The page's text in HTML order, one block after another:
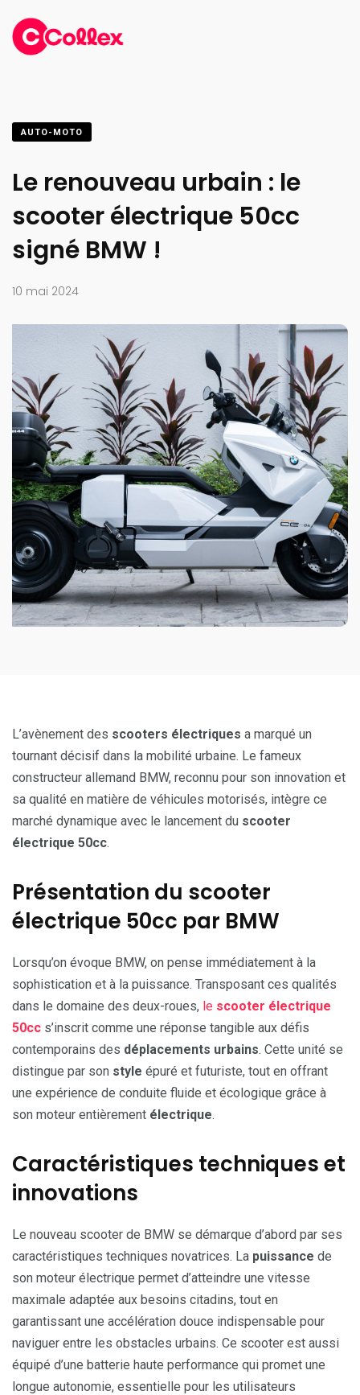
AUTO-MOTO
Le renouveau urbain : le
scooter électrique 50cc
signé BMW !
10 mai 2024
L’avènement des scooters électriques a marqué un
tournant décisif dans la mobilité urbaine. Le fameux
constructeur allemand BMW, reconnu pour son innovation et
sa qualité en matière de véhicules motorisés, intègre ce
marché dynamique avec le lancement du scooter
électrique 50cc.
Présentation du scooter
électrique 50cc par BMW
Lorsqu’on évoque BMW, on pense immédiatement à la
sophistication et à la puissance. Transposant ces qualités
dans le domaine des deux-roues, le scooter électrique
50cc s’inscrit comme une réponse tangible aux défis
contemporains des déplacements urbains. Cette unité se
distingue par son style épuré et futuriste, tout en offrant
une expérience de conduite fluide et écologique grâce à
son moteur entièrement électrique.
Caractéristiques techniques et
innovations
Le nouveau scooter de BMW se démarque d’abord par ses
caractéristiques techniques novatrices. La puissance de
son moteur électrique permet d’atteindre une vitesse
maximale adaptée aux besoins citadins, tout en
garantissant une accélération douce indispensable pour
naviguer entre les obstacles urbains. Ce scooter est aussi
équipé d’une batterie haute performance qui promet une
longue autonomie, essentielle pour les utilisateurs